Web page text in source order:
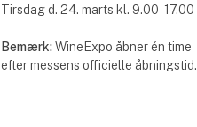
Tirsdag d. 24. marts kl. 9.00 - 17.00
Bemærk:WineExpo åbner én time
efter messens officielle åbningstid.